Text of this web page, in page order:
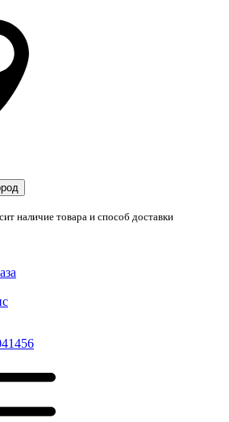
наличие товара и способ доставки